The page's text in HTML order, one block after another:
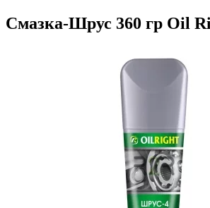
Смазка-Шрус 360 гр Oil